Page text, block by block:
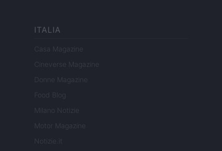
ITALIA
Casa Magazine
Cineverse Magazine
Donne Magazine
Food Blog
Milano Notizie
Motor Magazine
Notizie.it